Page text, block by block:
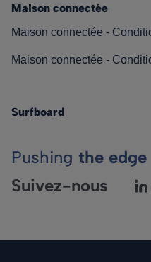
Maison connectée
Maison connectée -
Maison connectée -
Surfboard
Pushing the edge
Suivez-nous